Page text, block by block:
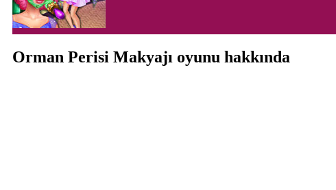
Orman Perisi Makyajı oyunu hakkında